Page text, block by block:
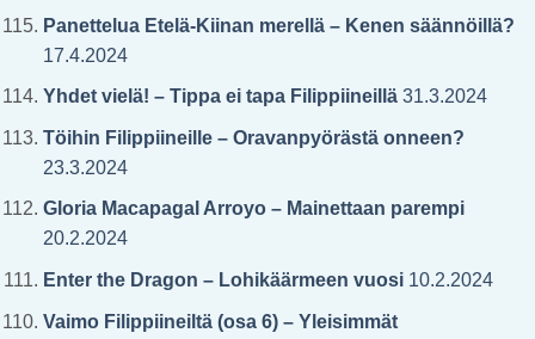
Panettelua Etelä-Kiinan merellä – Kenen säännöillä?
17.4.2024
Yhdet vielä! – Tippa ei tapa Filippiineillä31.3.2024
Töihin Filippiineille – Oravanpyörästä onneen?
23.3.2024
Gloria Macapagal Arroyo – Mainettaan parempi
20.2.2024
Enter the Dragon – Lohikäärmeen vuosi10.2.2024
Vaimo Filippiineiltä (osa 6) – Yleisimmät